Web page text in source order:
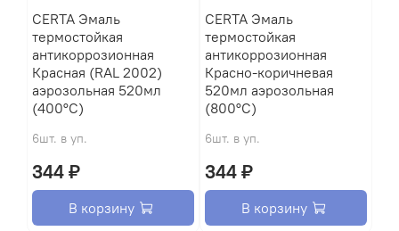
CERTA Эмаль
термостойкая
антикоррозионная
Красная (RAL 2002)
аэрозольная 520мл
(400°С)
6шт. в уп.
344 ₽
В корзину
CERTA Эмаль
термостойкая
антикоррозионная
Красно-коричневая
520мл аэрозольная
(800°С)
6шт. в уп.
344 ₽
В корзину